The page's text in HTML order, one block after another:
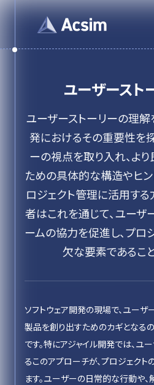
ユーザースト
ユーザーストーリーの理解
発におけるその重要性を
ーの視点を取り入れ、よ
ための具体的な構造やヒン
ロジェクト管理に活用する
者はこれを通じて、ユーザ
ームの協力を促進し、プロ
欠な要素であるこ
ソフトウェア開発の現場で、ユー
製品を創り出すためのカギとなるの
です。特にアジャイル開発では、
るこのアプローチが、プロジェクト
ます。ユーザーの日常的な行動や